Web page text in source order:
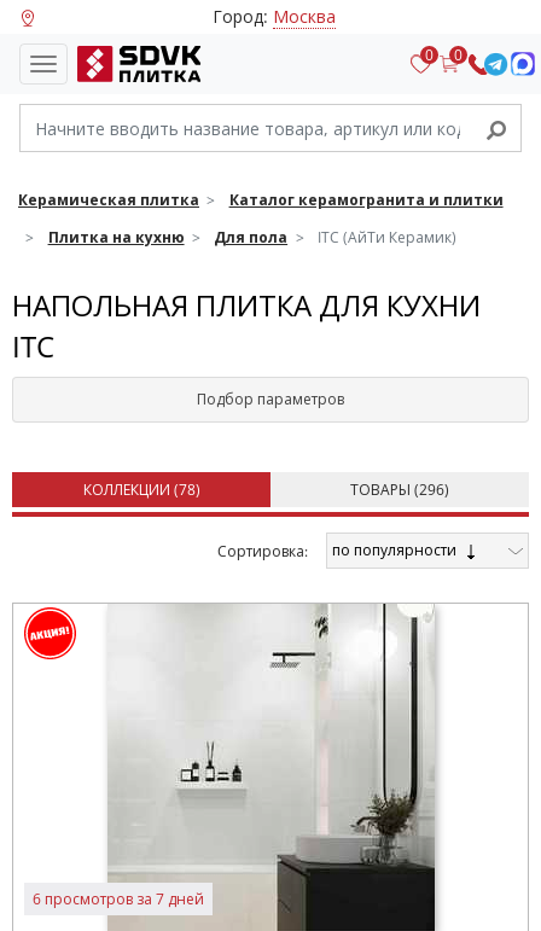
Город: Москва
0 0
Керамическая плитка
Каталог керамогранита и плитки
Плитка на кухню
Для пола ITC (АйТи Керамик)
НАПОЛЬНАЯ ПЛИТКА ДЛЯ КУХНИ
ITC
Подбор параметров
КОЛЛЕКЦИИ (78) ТОВАРЫ (296)
Cортировка: по популярности
6 просмотров за 7 дней